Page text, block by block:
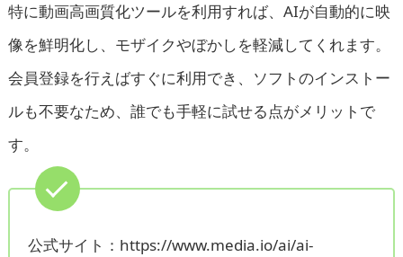
特に動画高画質化ツールを利用すれば、AIが自動的に映
像を鮮明化し、モザイクやぼかしを軽減してくれます。
会員登録を行えばすぐに利用でき、ソフトのインストー
ルも不要なため、誰でも手軽に試せる点がメリットで
す。
公式サイト：https://www.media.io/ai/ai-